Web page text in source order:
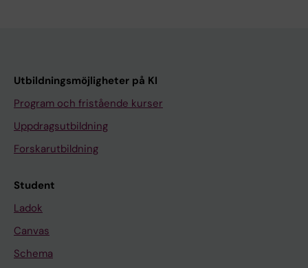
Utbildningsmöjligheter på KI
Program och fristående kurser
Uppdragsutbildning
Forskarutbildning
Student
Ladok
Canvas
Schema